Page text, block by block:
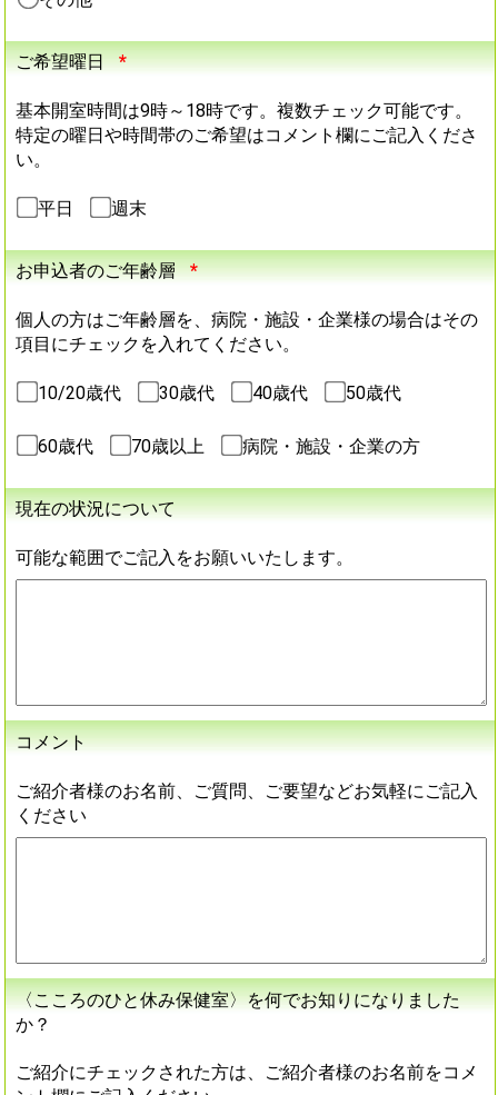
ご希望曜日 *
基本開室時間は9時～18時です。複数チェック可能です。
特定の曜日や時間帯のご希望はコメント欄にご記入くださ
い。
平日 週末
お申込者のご年齢層 *
個人の方はご年齢層を、病院・施設・企業様の場合はその
項目にチェックを入れてください。
10/20歳代 30歳代 40歳代 50歳代
60歳代 70歳以上 病院・施設・企業の方
現在の状況について
可能な範囲でご記入をお願いいたします。
コメント
ご紹介者様のお名前、ご質問、ご要望などお気軽にご記入
ください
〈こころのひと休み保健室〉を何でお知りになりました
か？
ご紹介にチェックされた方は、ご紹介者様のお名前をコメ